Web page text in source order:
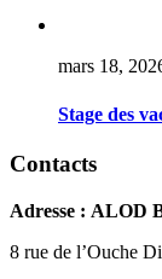
mars 18,
Stage des
Contacts
Adresse : ALOD
8 rue de l’Ouche